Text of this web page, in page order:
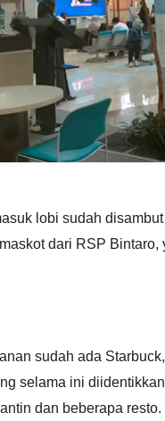
lobi sudah
dari RSP
sudah ada
selama ini
dan beberapa resto.